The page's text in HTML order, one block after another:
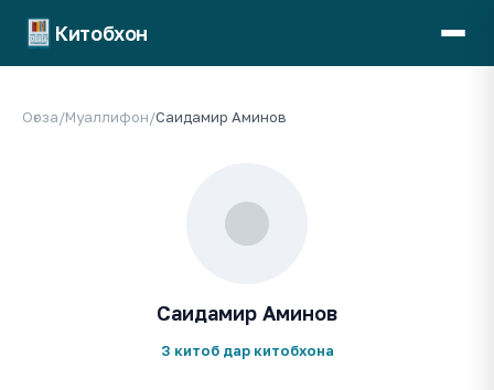
Китобхон
Оғоза/Муаллифон/Саидамир Аминов
Саидамир Аминов
3 китоб дар китобхона